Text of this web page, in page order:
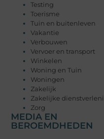
Testing
Toerisme
Tuin en buitenleven
Vakantie
Verbouwen
Vervoer en transport
Winkelen
Woning en Tuin
Woningen
Zakelijk
Zakelijke
Zorg
MEDIA EN
BEROEMDHEDEN